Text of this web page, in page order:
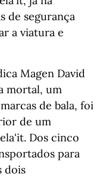
de segurança
a viatura e
Magen David
mortal, um
de bala, foi
de um
Dos cinco
para
dois